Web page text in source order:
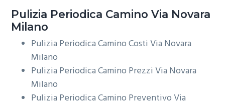
Pulizia Periodica Camino Via Novara
Milano
Pulizia Periodica Camino Costi Via Novara
Milano
Pulizia Periodica Camino Prezzi Via Novara
Milano
Pulizia Periodica Camino Preventivo Via